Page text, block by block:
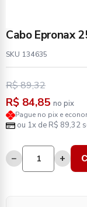
Cabo Epronax
SKU 134635
R$ 89,32
R$ 84,85 no pix
Pague no pix e
ou 1x de R$ 89,32
− +